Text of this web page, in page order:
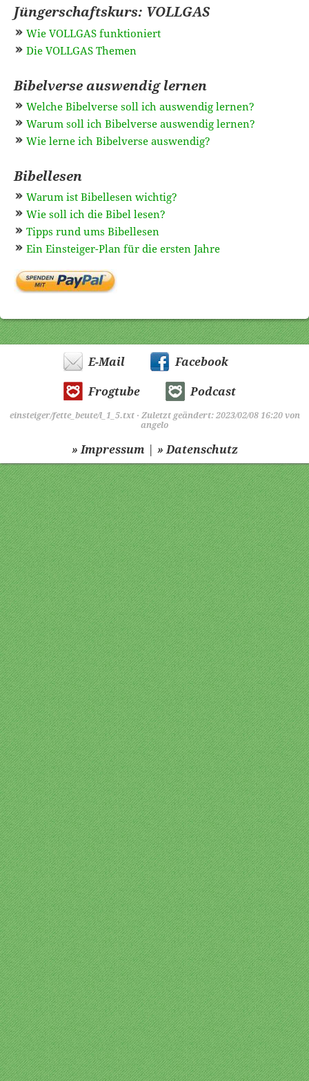
Jüngerschaftskurs: VOLLGAS
Wie VOLLGAS funktioniert
Die VOLLGAS Themen
Bibelverse auswendig lernen
Welche Bibelverse soll ich auswendig lernen?
Warum soll ich Bibelverse auswendig lernen?
Wie lerne ich Bibelverse auswendig?
Bibellesen
Warum ist Bibellesen wichtig?
Wie soll ich die Bibel lesen?
Tipps rund ums Bibellesen
Ein Einsteiger-Plan für die ersten Jahre
E-Mail Facebook
Frogtube Podcast
einsteiger/fette_beute/l_1_5.txt· Zuletzt geändert: 2023/02/08 16:20 von
angelo
» Impressum | » Datenschutz